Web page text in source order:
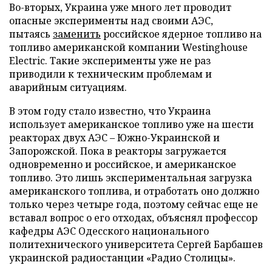
Во-вторых, Украина уже много лет проводит
опасные эксперименты над своими АЭС,
пытаясь заменить российское ядерное топливо на
топливо американской компании Westinghouse
Electric. Такие эксперименты уже не раз
приводили к техническим проблемам и
аварийным ситуациям.
В этом году стало известно, что Украина
использует американское топливо уже на шести
реакторах двух АЭС – Южно-Украинской и
Запорожской. Пока в реакторы загружается
одновременно и российское, и американское
топливо. Это лишь экспериментальная загрузка
американского топлива, и отработать оно должно
только через четыре года, поэтому сейчас еще не
вставал вопрос о его отходах, объяснял профессор
кафедры АЭС Одесского национального
политехнического университета Сергей Барбашев
украинской радиостанции «Радио Столицы».